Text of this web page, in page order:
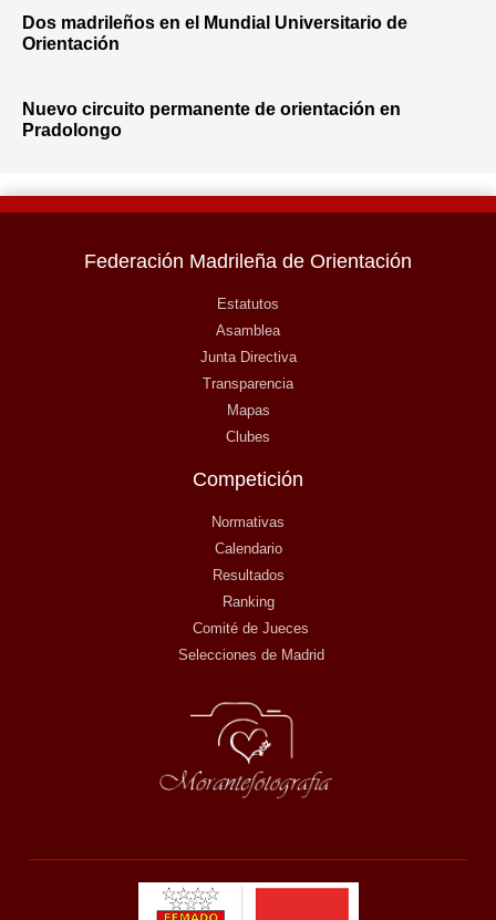
Dos madrileños en el Mundial Universitario de
Orientación
Nuevo circuito permanente de orientación en
Pradolongo
Federación Madrileña de Orientación
Estatutos
Asamblea
Junta Directiva
Transparencia
Mapas
Clubes
Competición
Normativas
Calendario
Resultados
Ranking
Comité de Jueces
Selecciones de Madrid